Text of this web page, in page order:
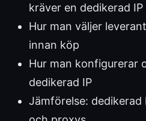
kräver en dedikerad
Hur man väljer
innan köp
Hur man konfigurerar
dedikerad IP
Jämförelse: dedikerad